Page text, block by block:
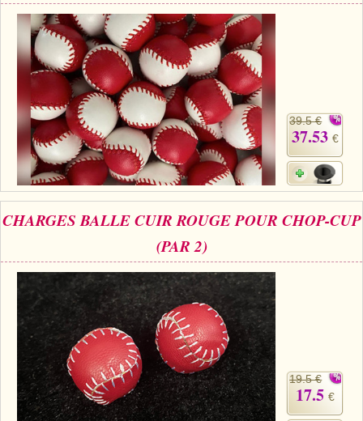
39.5 €
37.53 €
CHARGES BALLE CUIR ROUGE POUR CHOP-CUP
(PAR 2)
19.5 €
17.5 €